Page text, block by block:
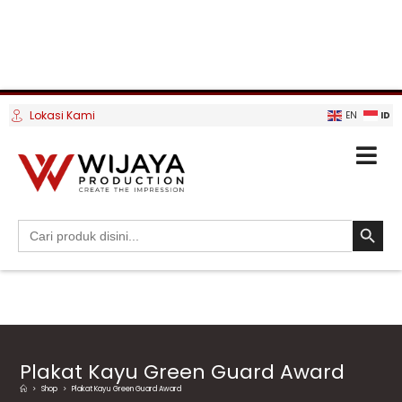
Lokasi Kami EN ID
Search
for:
SEARCH
Plakat Kayu Green Guard Award
> Shop > Plakat Kayu Green Guard Award